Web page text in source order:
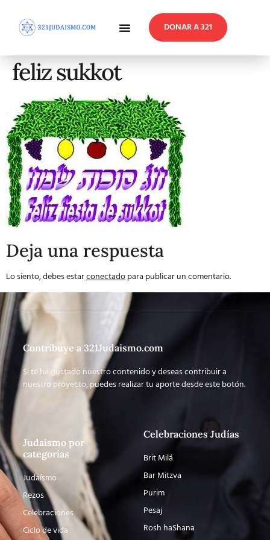
DONAR A 321
feliz sukkot
Deja una respuesta
Lo siento, debes estarconectadopara publicar un comentario.
Contribuye a 321Judaismo.com
Si te ha gustado nuestro contenido y deseas contribuir a
nuestro proyecto, puedes realizar tu aporte desde este botón.
Judaísmo por
categorías
Judaísmo
Rezos
Celebraciones
Ciclo de vida
Celebraciones Judías
Brit Milá
Bar Mitzva
Purim
Pesaj
Rosh haShana